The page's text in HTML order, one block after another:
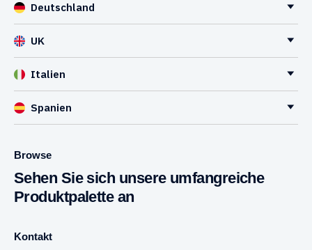
Deutschland
UK
Italien
Spanien
Browse
Sehen Sie sich unsere umfangreiche
Produktpalette an
Kontakt